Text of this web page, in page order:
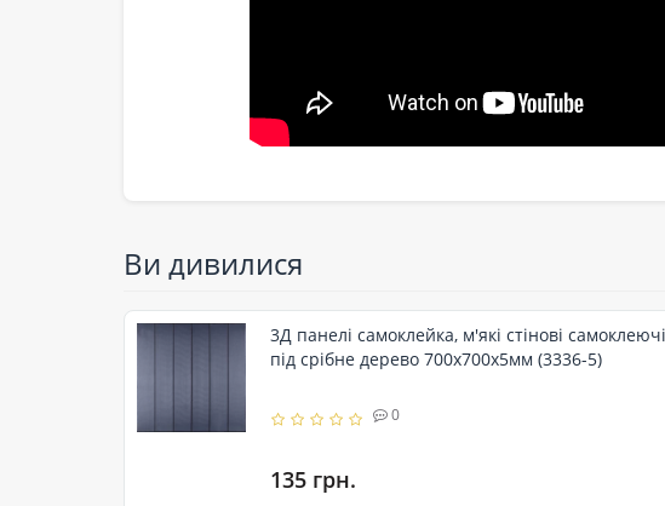
Ви дивилися
3Д панелі самоклейка, м'які стінові
під срібне дерево 700x700x5мм (3336-5)
0
135 грн.